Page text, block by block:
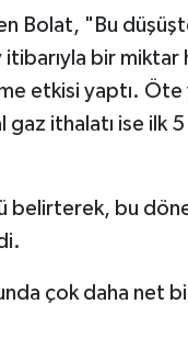
Bolat, "Bu
bir miktar
etkisi yaptı. Öte
gaz ithalatı ise ilk
belirterek, bu
çok daha net